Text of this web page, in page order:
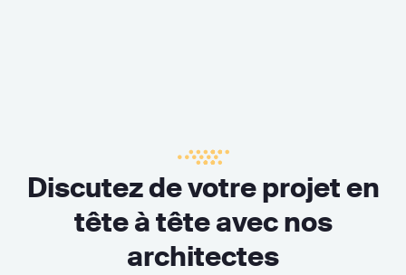
Discutez de votre projet en
tête à tête avec nos
architectes